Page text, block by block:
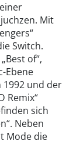
Mit
Switch.
of“,
Ebene
1992 und der
Remix“
sich
Neben
Mode die